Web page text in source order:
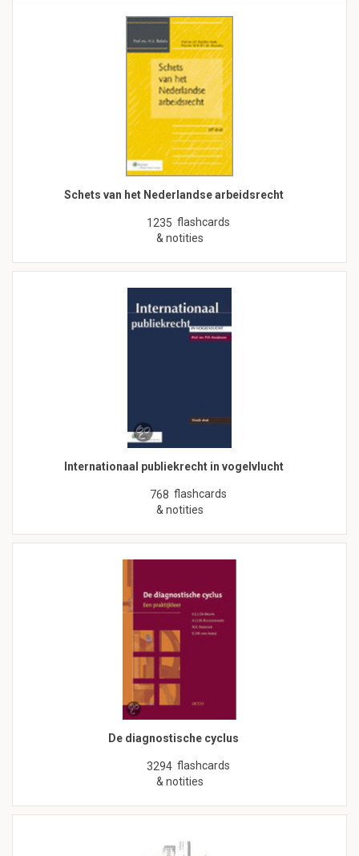
Schets van het Nederlandse arbeidsrecht
1235 flashcards
& notities
Internationaal publiekrecht in vogelvlucht
768 flashcards
& notities
De diagnostische cyclus
3294 flashcards
& notities